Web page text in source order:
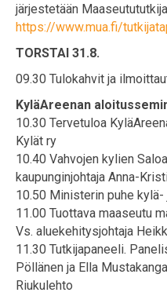
järjestetään
https://www.mua.fi/
TORSTAI 31.8.
09.30 Tulokahvit ja
KyläAreenan
10.30 Tervetuloa
Kylät ry
10.40 Vahvojen kylien
kaupunginjohtaja Anna-
10.50 Ministerin puhe
11.00 Tuottava maaseutu
Vs. aluekehitysjohtaja
11.30 Tutkijapaneeli.
Pöllänen ja Ella
Riukulehto